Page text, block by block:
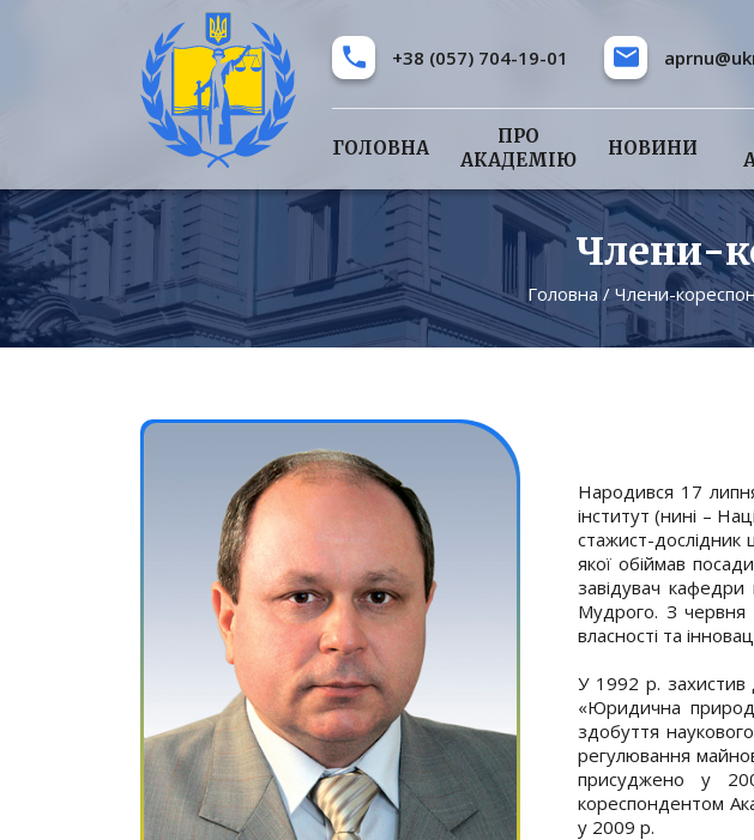
+38 (057) 704-19-01
ГОЛОВНА
ПРО
АКАДЕМІЮ
НОВИНИ
Члени-
Головна / Члени-
Народився 17
інститут (нині –
стажист-дослідник
якої обіймав
завідувач
Мудрого. З червня
власності та
У 1992 р. захистив
«Юридична
здобуття
регулювання
присуджено у
кореспондентом
у 2009 р.